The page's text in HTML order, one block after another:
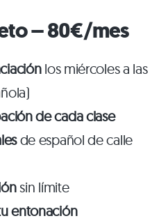
– 80€/mes
los miércoles a las
de cada clase
de español de calle
sin límite
entonación